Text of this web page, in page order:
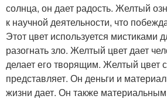
солнца, он дает радость. Желтый
к научной деятельности, что
Этот цвет используется мистиками
разогнать зло. Желтый цвет дает
делает его творящим. Желтый цвет
представляет. Он деньги и
жизни дает. Он также материальным